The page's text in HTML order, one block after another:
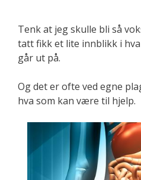
Tenk at jeg skulle bli så
tatt fikk et lite innblikk i
går ut på.
Og det er ofte ved egne
hva som kan være til hjelp.